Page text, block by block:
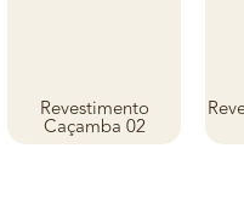
Revestimento
Caçamba 02